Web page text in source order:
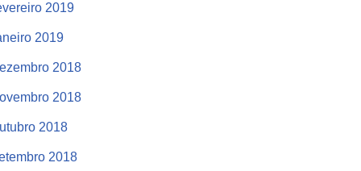
2019
2019
2018
2018
2018
2018